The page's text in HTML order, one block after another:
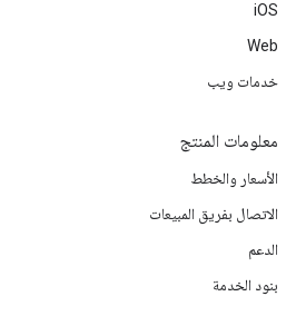
iOS
Web
خدمات ويب
معلومات المنتج
الأسعار والخطط
الاتصال بفريق المبيعات
الدعم
بنود الخدمة